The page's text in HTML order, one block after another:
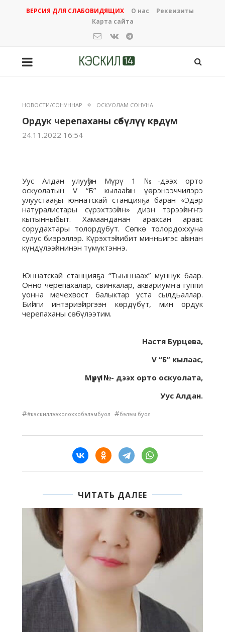
ВЕРСИЯ ДЛЯ СЛАБОВИДЯЩИХ О нас
Реквизиты
Карта сайта
НОВОСТИ/СОНУННАР ОСКУОЛАМ СОНУНА
Ордук черепаханы сөбүлүү көрдүм
24.11.2022 16:54
Уус Алдан улууһун Мүрү 1 №-дээх орто
оскуолатын V “Б” кылааһын үөрэнээччилэрэ
улуустааҕы юннатскай станцияҕа баран «Эдэр
натуралистары сүрэхтээһин» диэн тэрээһиҥҥэ
кытынныбыт. Хамаанданан арахсан араас
сорудахтары толордубут. Сөпкө толордоххуна
сулус биэрэллэр. Күрэхтэһиибит минньигэс аһынан
күндүлээһининэн түмүктэннэ.
Юннатскай станцияҕа “Тыыннаах” муннук баар.
Онно черепахалар, свинкалар, аквариумҥа гуппи
уонна мечехвост балыктар уста сылдьаллар.
Биһиги интэриэһиргээн көрдүбүт, мин ордук
черепаханы сөбүлээтим.
Настя Бурцева,
V “Б” кылаас,
Мүрү 1№- дээх орто оскуолата,
Уус Алдан.
##кэскиллээхолоххобэлэмбуол #бэлэм буол
ЧИТАТЬ ДАЛЕЕ